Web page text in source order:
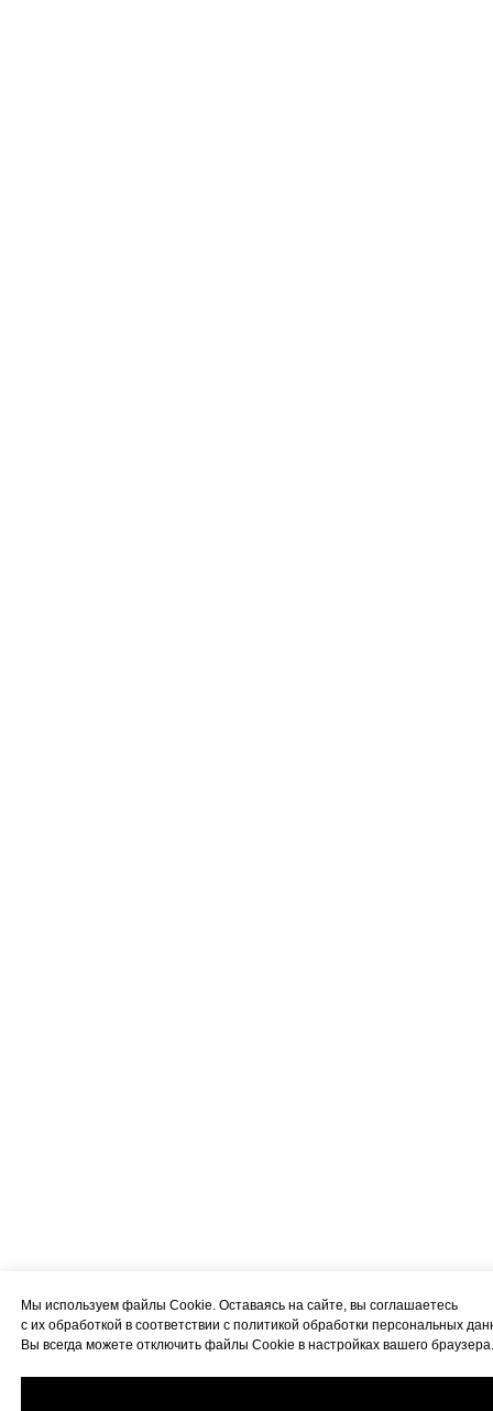
Мы используем файлы Cookie. Оставаясь на сайте, вы соглашаетесь
с их обработкой в соответствии с политикой обработки персональных
Вы всегда можете отключить файлы Cookie в настройках вашего браузера.